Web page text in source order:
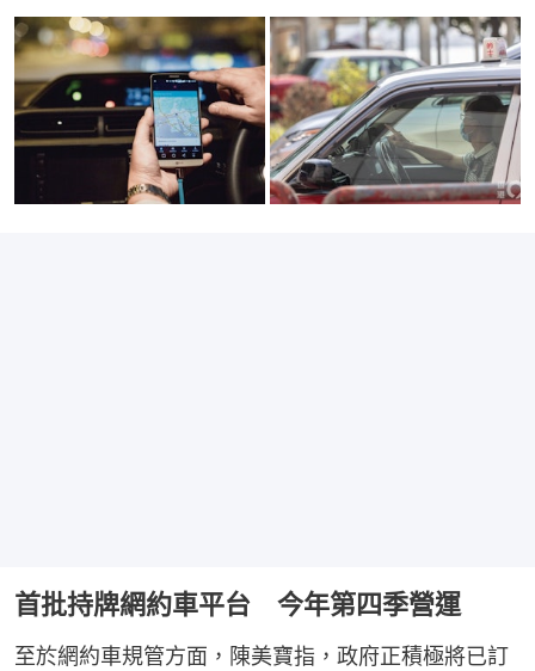
首批持牌網約車平台 今年第四季營運
至於網約車規管方面，陳美寶指，政府正積極將已訂